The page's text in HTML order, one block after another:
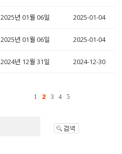
2025년 01월 06일 2025-01-04
2025년 01월 06일 2025-01-04
2024년 12월 31일 2024-12-30
1 2 3 4 5